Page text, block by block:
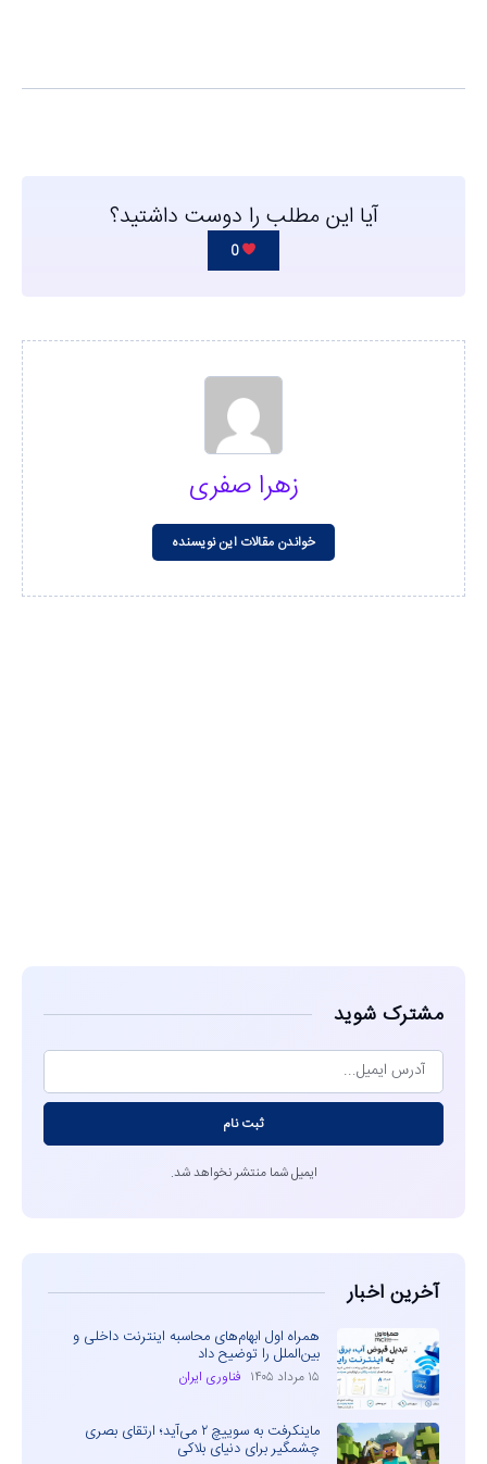
آیا این مطلب را دوست داشتید؟
0
زهرا صفری
خواندن مقالات این نویسنده
مشترک شوید
ثبت نام
ایمیل شما منتشر نخواهد شد.
آخرین اخبار
همراه اول ابهام‌های محاسبه اینترنت داخلی و
بین‌الملل را توضیح داد
۱۵ مرداد ۱۴۰۵ فناوری ایران
ماینکرفت به سوییچ ۲ می‌آید؛ ارتقای بصری
چشمگیر برای دنیای بلاکی